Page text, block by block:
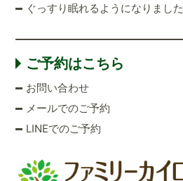
ぐっすり眠れるようになりました
ご予約はこちら
お問い合わせ
メールでのご予約
LINEでのご予約